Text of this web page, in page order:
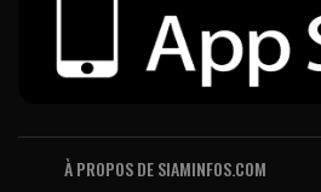
À PROPOS DE SIAMINFOS.COM